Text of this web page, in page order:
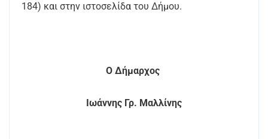
184) και στην ιστοσελίδα του Δήμου.
Ο Δήμαρχος
Ιωάννης Γρ. Μαλλίνης